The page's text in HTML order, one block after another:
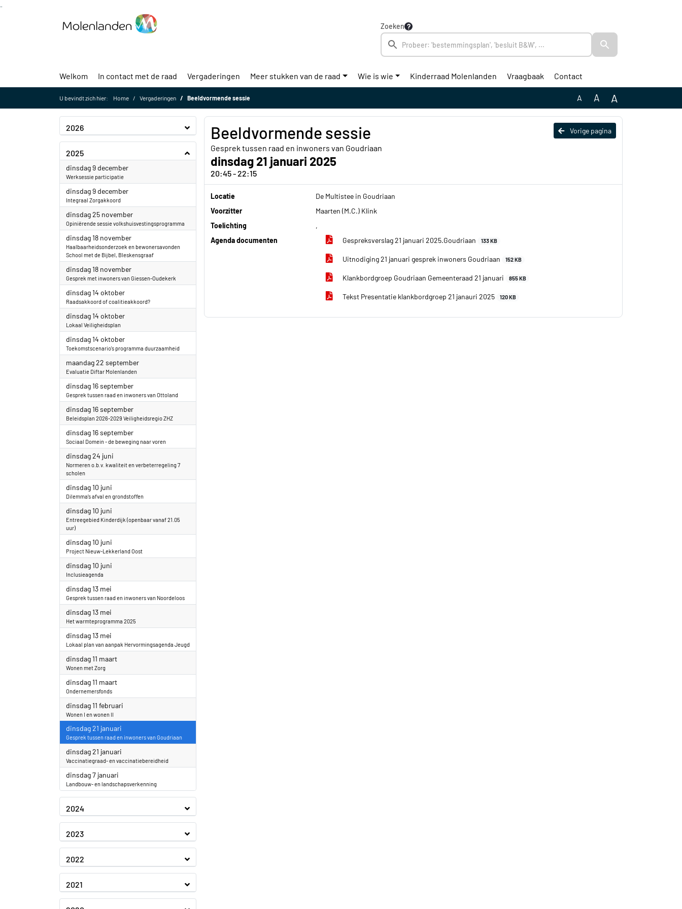
Zoeken
Welkom In contact met de raad Vergaderingen Meer stukken van de raad Wie is wie Kinderraad Molenlanden Vraagbaak Contact
U bevindt zich hier: Home Vergaderingen Beeldvormende sessie A A A
2026
2025
dinsdag 9 december2025
Werksessie participatie
dinsdag 9 december2025
Integraal Zorgakkoord
dinsdag 25 november2025
Opiniërende sessie volkshuisvestingsprogramma
dinsdag 18 november2025
Haalbaarheidsonderzoek en bewonersavonden
School met de Bijbel, Bleskensgraaf
dinsdag 18 november2025
Gesprek met inwoners van Giessen-Oudekerk
dinsdag 14 oktober2025
Raadsakkoord of coalitieakkoord?
dinsdag 14 oktober2025
Lokaal Veiligheidsplan
dinsdag 14 oktober2025
Toekomstscenario's programma duurzaamheid
maandag 22 september2025
Evaluatie Diftar Molenlanden
dinsdag 16 september2025
Gesprek tussen raad en inwoners van Ottoland
dinsdag 16 september2025
Beleidsplan 2026-2029 Veiligheidsregio ZHZ
dinsdag 16 september2025
Sociaal Domein - de beweging naar voren
dinsdag 24 juni
Normeren o.b.v. kwaliteit en verbeterregeling 7
scholen
dinsdag 10 juni
Dilemma’s afval en grondstoffen
dinsdag 10 juni
Entreegebied Kinderdijk (openbaar vanaf 21.05
uur)
dinsdag 10 juni
Project Nieuw-Lekkerland Oost
dinsdag 10 juni
Inclusieagenda
dinsdag 13 mei
Gesprek tussen raad en inwoners van Noordeloos
dinsdag 13 mei
Het warmteprogramma 2025
dinsdag 13 mei
Lokaal plan van aanpak Hervormingsagenda Jeugd
dinsdag 11 maart2025
Wonen met Zorg
dinsdag 11 maart2025
Ondernemersfonds
dinsdag 11 februari
Wonen I en wonen II
dinsdag 21 januari
Gesprek tussen raad en inwoners van Goudriaan
dinsdag 21 januari
Vaccinatiegraad- en vaccinatiebereidheid
dinsdag 7 januari
Landbouw- en landschapsverkenning
2024
2023
2022
2021
Vorige pagina
Beeldvormende sessie
Gesprek tussen raad en inwoners van Goudriaan
dinsdag 21 januari 2025
20:45 - 22:15
Locatie
De Multistee in Goudriaan
Voorzitter
Maarten (M.C.) Klink
Toelichting
,
Agenda documenten
Gespreksverslag 21 januari 2025.Goudriaan 133 KB
Uitnodiging 21 januari gesprek inwoners Goudriaan 152 KB
Klankbordgroep Goudriaan Gemeenteraad 21 januari 855 KB
Tekst Presentatie klankbordgroep 21 janauri 2025 120 KB